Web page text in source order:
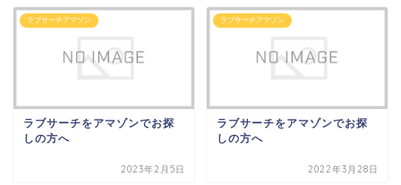
ラブサーチアマゾン
ラブサーチをアマゾンでお探
しの方へ
2023年2月5日
ラブサーチアマゾン
ラブサーチをアマゾンでお探
しの方へ
2022年3月28日